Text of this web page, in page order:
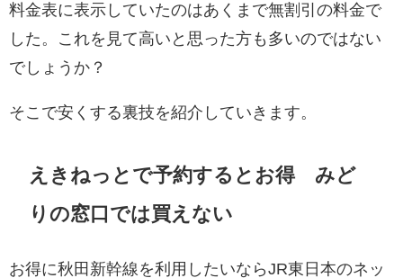
料金表に表示していたのはあくまで無割引の料金で
した。これを見て高いと思った方も多いのではない
でしょうか？
そこで安くする裏技を紹介していきます。
えきねっとで予約するとお得 みど
りの窓口では買えない
お得に秋田新幹線を利用したいならJR東日本のネッ